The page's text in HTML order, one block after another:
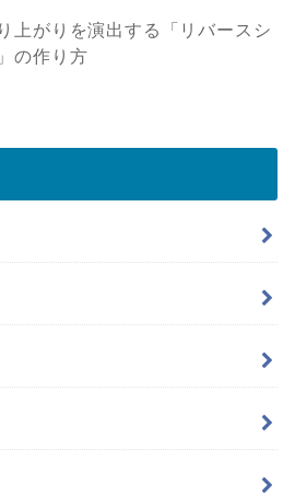
上がりを演出する「リバースシ
の作り方